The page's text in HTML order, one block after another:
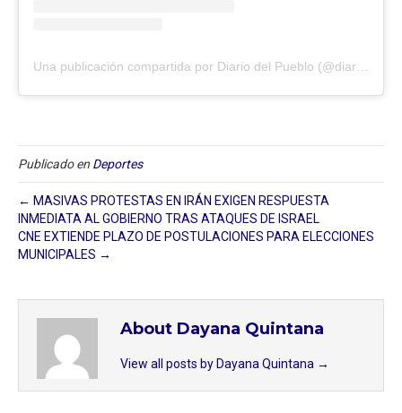
Publicado en Deportes
← MASIVAS PROTESTAS EN IRÁN EXIGEN RESPUESTA
INMEDIATA AL GOBIERNO TRAS ATAQUES DE ISRAEL
CNE EXTIENDE PLAZO DE POSTULACIONES PARA ELECCIONES
MUNICIPALES →
About Dayana Quintana
View all posts by Dayana Quintana →